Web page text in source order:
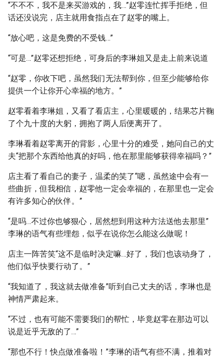
“不不不，我不是来买游戏的，我…”赵零连忙挥手拒绝，但
话还没说完，店主就用食指点在了赵零的嘴上。
“放心吧，这是免费的不受钱…”
“可是…”赵零还想拒绝，可身后的李琳姐又是走上前来说道
“赵零，你收下吧，虽然我们无法帮到你，但至少能够给你
提供一个让你开心幸福的地方。”
赵零看着李琳姐，又看了看店主，心里暖暖的，结果芯片鞠
了个九十度的大躬，拥抱了两人后便离开了。
李琳看着赵零离开的背影，心里十分的难受，她问自己的丈
夫“把那个东西给他真的好吗，他在那里能够获得幸福吗？”
店主看了看自己的妻子，温柔的笑了“嗯，虽然途中会有一
些曲折，但我相信，赵零他一定会幸福的，在那里也一定会
有许多知心的伙伴。”
“是吗…不过你也够狠心，居然想到用这种方法送他去那里”
李琳的语气有些埋怨，似乎在说你怎么能这么做呢！
店主一阵苦笑“这不是临时决定嘛…好了，我们也该动身了，
他们似乎快要行动了。”
“我知道了，我这就去做准备”听到自己丈夫的话，李琳也是
神情严肃起来。
“不过，也有可能不需要我们的帮忙，毕竟赵零在那边可以
说是近乎无敌的了…”
“那也不行！快点做准备啦！”李琳的语气有些不满，推着对